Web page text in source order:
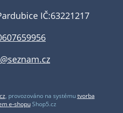
IČ:63221217
, provozováno na systémutvorba
e-shopuShop5.cz